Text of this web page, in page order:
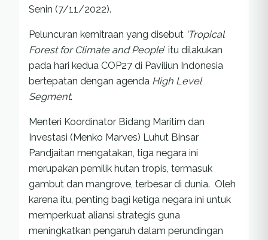
Senin (7/11/2022).
Peluncuran kemitraan yang disebut ‘Tropical
Forest for Climate and People’ itu dilakukan
pada hari kedua COP27 di Paviliun Indonesia
bertepatan dengan agenda High Level
Segment.
Menteri Koordinator Bidang Maritim dan
Investasi (Menko Marves) Luhut Binsar
Pandjaitan mengatakan, tiga negara ini
merupakan pemilik hutan tropis, termasuk
gambut dan mangrove, terbesar di dunia. Oleh
karena itu, penting bagi ketiga negara ini untuk
memperkuat aliansi strategis guna
meningkatkan pengaruh dalam perundingan